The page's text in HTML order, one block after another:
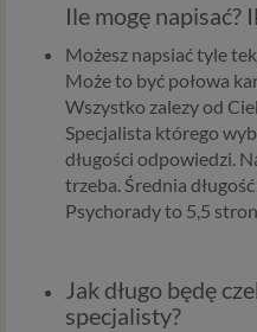
Ile mogę napisać?
Możesz napsiać tyle
Może to być połowa
Wszystko zalezy od
Specjalista którego
długości odpowiedzi.
trzeba. Średnia
Psychorady to 5,5
Jak długo będę
specjalisty?
przetwarzania
zgody jest całkowicie
nie musisz jej
masz również
zmiany zgody w
Twoje dane, w ramach
wyłącznie w przypadku
podmiot przetwarzający
powyżej. Twoje dane
istnienia podstawy do ich